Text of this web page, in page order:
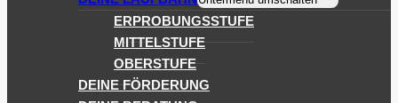
ERPROBUNGSSTUFE
MITTELSTUFE
OBERSTUFE
DEINE FÖRDERUNG